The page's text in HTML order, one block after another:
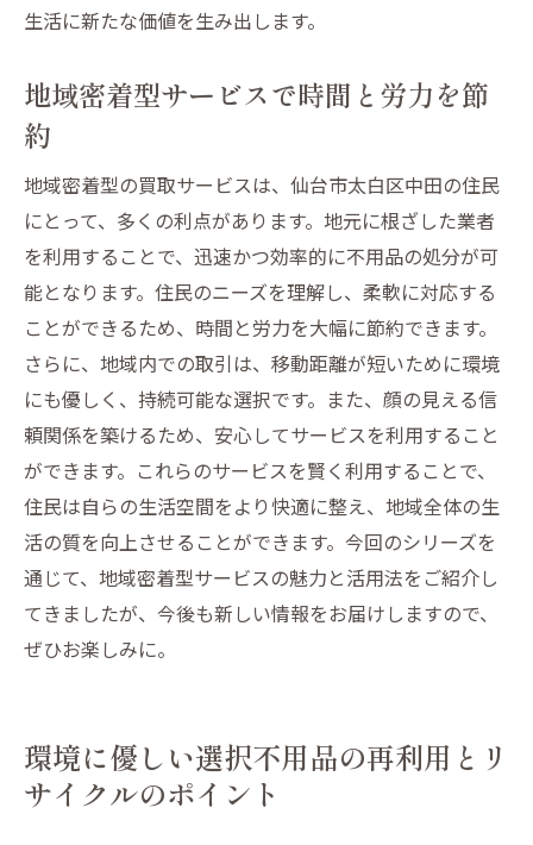
生活に新たな価値を生み出します。
地域密着型サービスで時間と労力を節
約
地域密着型の買取サービスは、仙台市太白区中田の住民
にとって、多くの利点があります。地元に根ざした業者
を利用することで、迅速かつ効率的に不用品の処分が可
能となります。住民のニーズを理解し、柔軟に対応する
ことができるため、時間と労力を大幅に節約できます。
さらに、地域内での取引は、移動距離が短いために環境
にも優しく、持続可能な選択です。また、顔の見える信
頼関係を築けるため、安心してサービスを利用すること
ができます。これらのサービスを賢く利用することで、
住民は自らの生活空間をより快適に整え、地域全体の生
活の質を向上させることができます。今回のシリーズを
通じて、地域密着型サービスの魅力と活用法をご紹介し
てきましたが、今後も新しい情報をお届けしますので、
ぜひお楽しみに。
環境に優しい選択不用品の再利用とリ
サイクルのポイント